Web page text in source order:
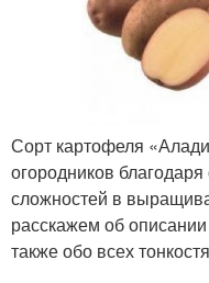
Сорт картофеля
огородников
сложностей в
расскажем об описании
также обо всех